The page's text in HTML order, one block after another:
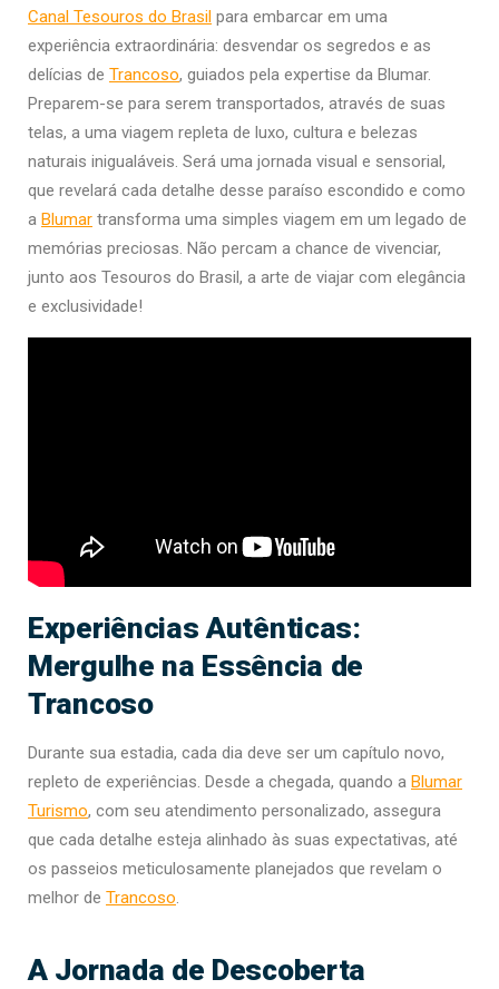
Canal Tesouros do Brasil para embarcar em uma
experiência extraordinária: desvendar os segredos e as
delícias de Trancoso, guiados pela expertise da Blumar.
Preparem-se para serem transportados, através de suas
telas, a uma viagem repleta de luxo, cultura e belezas
naturais inigualáveis. Será uma jornada visual e sensorial,
que revelará cada detalhe desse paraíso escondido e como
a Blumar transforma uma simples viagem em um legado de
memórias preciosas. Não percam a chance de vivenciar,
junto aos Tesouros do Brasil, a arte de viajar com elegância
e exclusividade!
Experiências Autênticas:
Mergulhe na Essência de
Trancoso
Durante sua estadia, cada dia deve ser um capítulo novo,
repleto de experiências. Desde a chegada, quando a Blumar
Turismo, com seu atendimento personalizado, assegura
que cada detalhe esteja alinhado às suas expectativas, até
os passeios meticulosamente planejados que revelam o
melhor de Trancoso.
A Jornada de Descoberta